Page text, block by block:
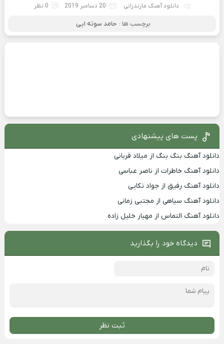
دانلود آهنگ مازندرانی 20 دسامبر 2019 0 نظر
برچسب ها : حامد سوته ایی
پست های پیشنهادی
دانلود آهنگ بنگ بنگ از میلاد قربانی
دانلود آهنگ خاطرات از ناصر عباسی
دانلود آهنگ رفیق از جواد نکایی
دانلود آهنگ سیاهی از مجتبی زمانی
دانلود آهنگ التماس از مهیار خلیل زاده
دیدگاه خود را بگذارید
ثبت نظر